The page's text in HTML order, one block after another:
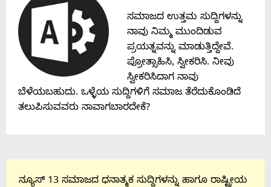
ಸಮಾಜದ ಉತ್ತಮ ಸುದ್ದಿಗಳನ್ನು
ನಾವು ನಿಮ್ಮ ಮುಂದಿಡುವ
ಪ್ರಯತ್ನವನ್ನು ಮಾಡುತ್ತಿದ್ದೇವೆ.
ಪ್ರೋತ್ಸಾಹಿಸಿ, ಸ್ವೀಕರಿಸಿ. ನೀವು
ಸ್ವೀಕರಿಸಿದಾಗ ನಾವು
ಬೆಳೆಯಬಹುದು. ಒಳ್ಳೆಯ ಸುದ್ದಿಗಳಿಗೆ ಸಮಾಜ ತೆರೆದುಕೊಂಡಿದೆ
ತಲುಪಿಸುವವರು ನಾವಾಗಬಾರದೇಕೆ?
ನ್ಯೂಸ್ 13 ಸಮಾಜದ ಧನಾತ್ಮಕ ಸುದ್ದಿಗಳನ್ನು ಹಾಗೂ ರಾಷ್ಟ್ರೀಯ